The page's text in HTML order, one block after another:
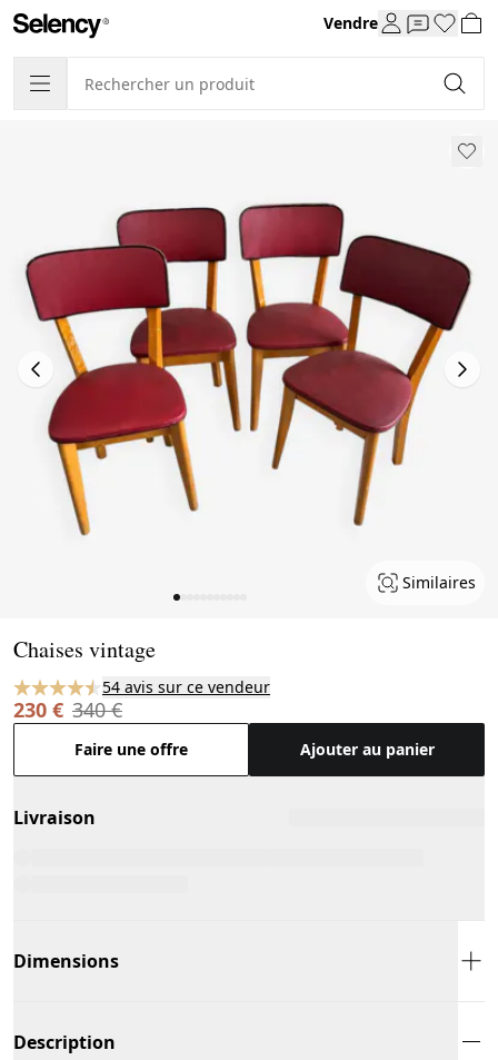
Vendre
Similaires
Chaises vintage
54 avis sur ce vendeur
230 € 340 €
Faire une offre Ajouter au panier
Livraison
Dimensions
Description